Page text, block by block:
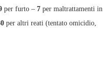
per furto – 7 per maltrattamenti in
per altri reati (tentato omicidio,